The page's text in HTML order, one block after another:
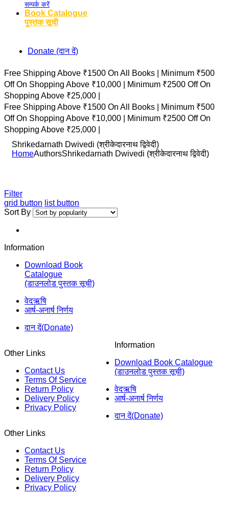
सम्पर्क करें
Book Catalogue
पुस्तक सूची
Donate (दान दें)
Free Shipping Above ₹1500 On All Books |
Minimum ₹500
Off On Shopping Above ₹10,000 |
Minimum ₹2500 Off On
Shopping Above ₹25,000 |
Free Shipping Above ₹1500 On All Books |
Minimum ₹500
Off On Shopping Above ₹10,000 |
Minimum ₹2500 Off On
Shopping Above ₹25,000 |
Shrikedarnath Dwivedi (श्रीकेदारनाथ द्विवेदी)
HomeAuthorsShrikedarnath Dwivedi (श्रीकेदारनाथ द्विवेदी)
Filter
grid button list button
Sort By
Information
Download Book
Catalogue
(डाउनलोड पुस्तक सूची)
वेदऋषि
आर्ष-अनार्ष निर्णय
दान दें(Donate)
Other Links
Contact Us
Terms Of Service
Return Policy
Delivery Policy
Privacy Policy
Information
Download Book Catalogue
(डाउनलोड पुस्तक सूची)
वेदऋषि
आर्ष-अनार्ष निर्णय
दान दें(Donate)
Other Links
Contact Us
Terms Of Service
Return Policy
Delivery Policy
Privacy Policy